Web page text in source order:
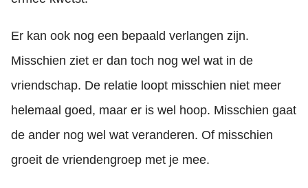
Er kan ook nog een bepaald verlangen zijn.
Misschien ziet er dan toch nog wel wat in de
vriendschap. De relatie loopt misschien niet meer
helemaal goed, maar er is wel hoop. Misschien gaat
de ander nog wel wat veranderen. Of misschien
groeit de vriendengroep met je mee.